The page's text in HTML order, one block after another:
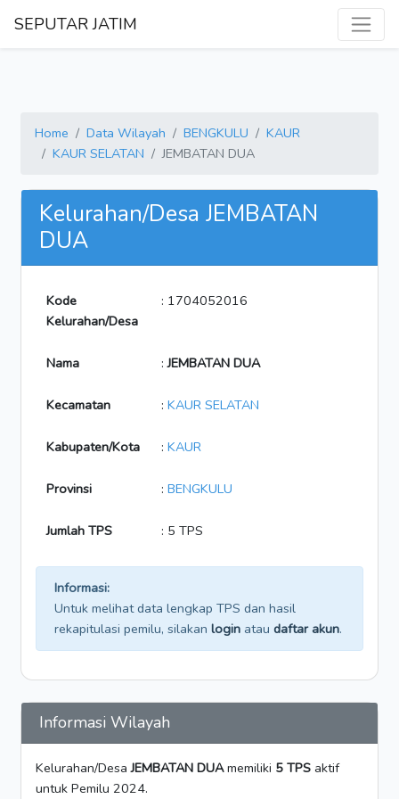
SEPUTAR JATIM
Home Data Wilayah BENGKULU
KAUR
KAUR SELATAN
JEMBATAN DUA
Kelurahan/Desa JEMBATAN
DUA
Kode
Kelurahan/Desa
: 1704052016
Nama :JEMBATAN DUA
Kecamatan : KAUR SELATAN
Kabupaten/Kota : KAUR
Provinsi : BENGKULU
Jumlah TPS : 5 TPS
Informasi:
Untuk melihat data lengkap TPS dan hasil
rekapitulasi pemilu, silakan login atau daftar akun.
Informasi Wilayah
Kelurahan/DesaJEMBATAN DUAmemiliki 5 TPS aktif
untuk Pemilu 2024.